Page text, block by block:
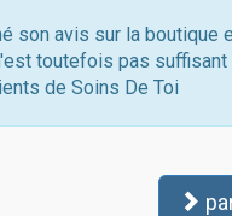
son avis sur la boutique
toutefois pas
de Soins De Toi